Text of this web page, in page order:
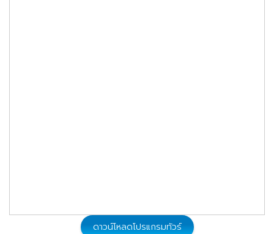
ดาวน์โหลดโปรแกรมทัวร์